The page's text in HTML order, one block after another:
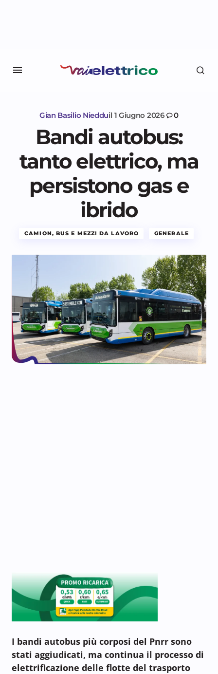
Gian Basilio Niedduil 1 Giugno 2026 0
Bandi autobus:
tanto elettrico, ma
persistono gas e
ibrido
CAMION, BUS E MEZZI DA LAVORO GENERALE
I bandi autobus più corposi del Pnrr sono
stati aggiudicati, ma continua il processo di
elettrificazione delle flotte del trasporto